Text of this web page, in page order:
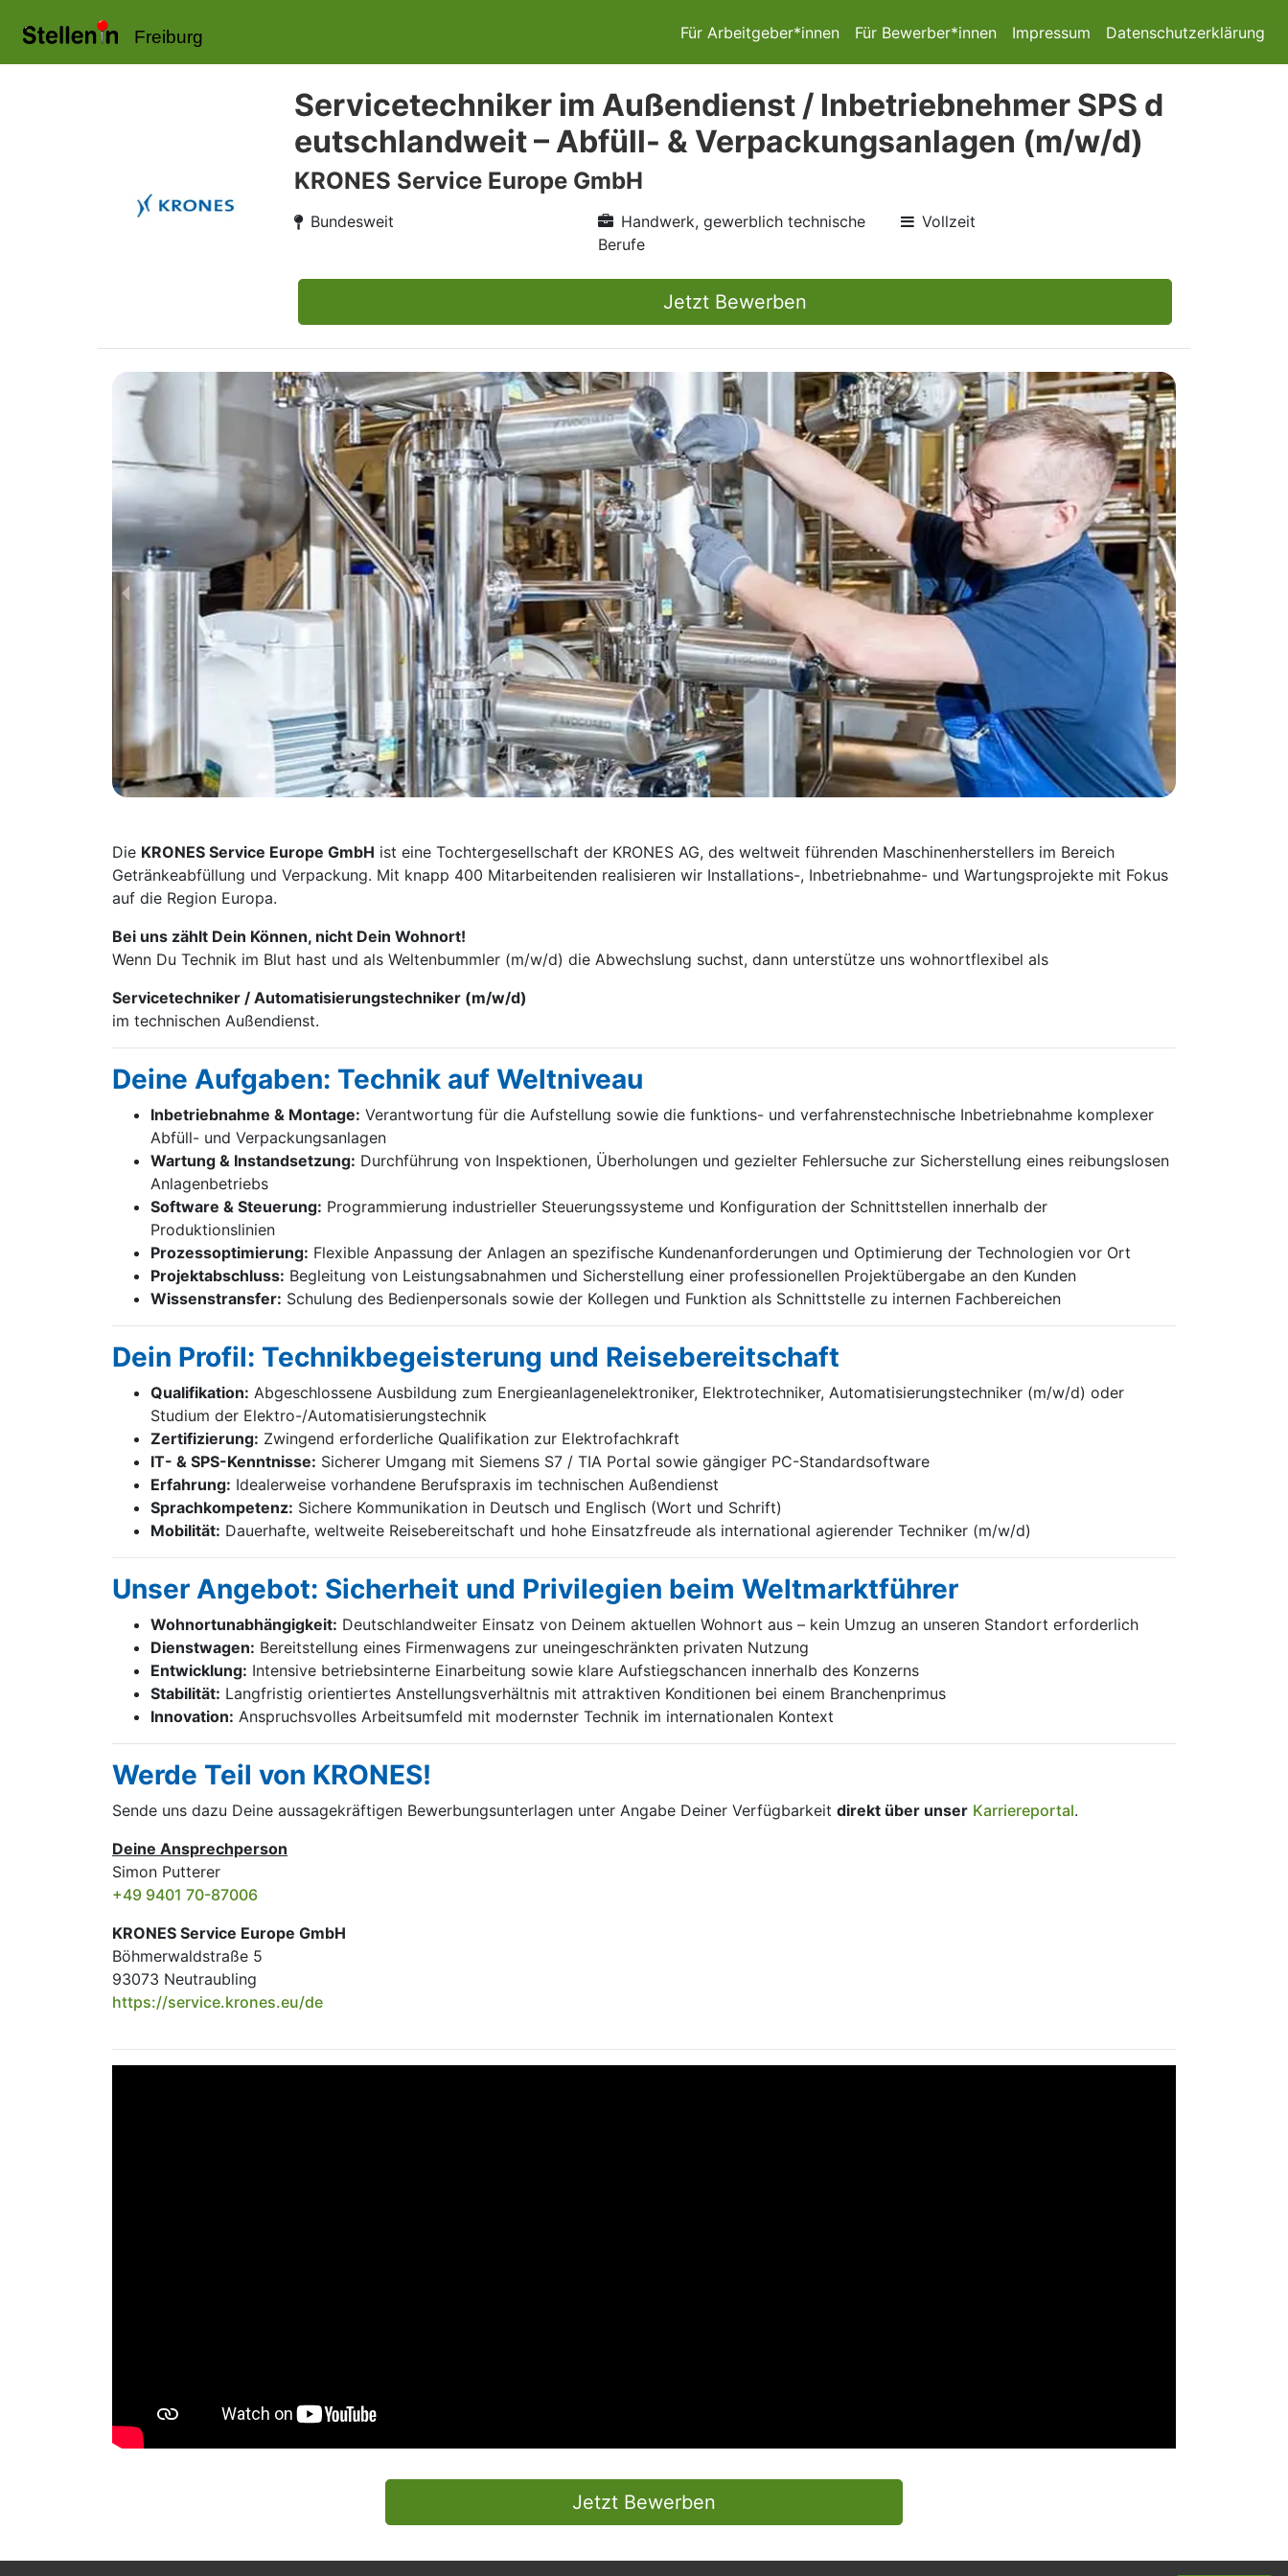
Freiburg Für Arbeitgeber*innen Für Bewerber*innen Impressum Datenschutzerklärung
Servicetechniker im Außendienst / Inbetriebnehmer SPS d
eutschlandweit – Abfüll- & Verpackungsanlagen (m/w/d)
KRONES Service Europe GmbH
Bundesweit
Handwerk, gewerblich technische
Berufe
Vollzeit
Jetzt Bewerben
Die KRONES Service Europe GmbH ist eine Tochter­gesellschaft der KRONES AG, des weltweit führenden Maschinen­herstellers im Bereich
Getränke­abfüllung und Verpackung. Mit knapp 400 Mitarbei­tenden realisieren wir Installations-, Inbetrieb­nahme- und Wartungs­projekte mit Fokus
auf die Region Europa.
Bei uns zählt Dein Können, nicht Dein Wohnort!
Wenn Du Technik im Blut hast und als Weltenbummler (m/w/d) die Abwechslung suchst, dann unterstütze uns wohnortflexibel als
Servicetechniker / Automatisierungstechniker (m/w/d)
im technischen Außendienst.
Deine Aufgaben: Technik auf Weltniveau
Inbetriebnahme & Montage: Verantwortung für die Aufstellung sowie die funktions- und verfahrenstechnische Inbetriebnahme komplexer
Abfüll- und Verpackungsanlagen
Wartung & Instandsetzung: Durchführung von Inspektionen, Überholungen und gezielter Fehlersuche zur Sicherstellung eines reibungslosen
Anlagenbetriebs
Software & Steuerung: Programmierung industrieller Steuerungssysteme und Konfiguration der Schnittstellen innerhalb der
Produktionslinien
Prozessoptimierung: Flexible Anpassung der Anlagen an spezifische Kundenanforderungen und Optimierung der Technologien vor Ort
Projektabschluss: Begleitung von Leistungsabnahmen und Sicherstellung einer professionellen Projektübergabe an den Kunden
Wissenstransfer: Schulung des Bedienpersonals sowie der Kollegen und Funktion als Schnittstelle zu internen Fachbereichen
Dein Profil: Technikbegeisterung und Reisebereitschaft
Qualifikation: Abgeschlossene Ausbildung zum Energieanlagenelektroniker, Elektrotechniker, Automatisierungstechniker (m/w/d) oder
Studium der Elektro-/Automatisierungstechnik
Zertifizierung: Zwingend erforderliche Qualifikation zur Elektrofachkraft
IT- & SPS-Kenntnisse: Sicherer Umgang mit Siemens S7 / TIA Portal sowie gängiger PC-Standardsoftware
Erfahrung: Idealerweise vorhandene Berufspraxis im technischen Außendienst
Sprachkompetenz: Sichere Kommunikation in Deutsch und Englisch (Wort und Schrift)
Mobilität: Dauerhafte, weltweite Reisebereitschaft und hohe Einsatzfreude als international agierender Techniker (m/w/d)
Unser Angebot: Sicherheit und Privilegien beim Weltmarktführer
Wohnortunabhängigkeit: Deutschlandweiter Einsatz von Deinem aktuellen Wohnort aus – kein Umzug an unseren Standort erforderlich
Dienstwagen: Bereitstellung eines Firmenwagens zur uneingeschränkten privaten Nutzung
Entwicklung: Intensive betriebsinterne Einarbeitung sowie klare Aufstiegschancen innerhalb des Konzerns
Stabilität: Langfristig orientiertes Anstellungsverhältnis mit attraktiven Konditionen bei einem Branchenprimus
Innovation: Anspruchsvolles Arbeitsumfeld mit modernster Technik im internationalen Kontext
Werde Teil von KRONES!
Sende uns dazu Deine aussage­kräftigen Bewerbungsunterlagen unter Angabe Deiner Verfügbarkeit direkt über unser Karriereportal.
Deine Ansprechperson
Simon Putterer
+49 9401 70-87006
KRONES Service Europe GmbH
Böhmerwaldstraße 5
93073 Neutraubling
https://service.krones.eu/de
Jetzt Bewerben